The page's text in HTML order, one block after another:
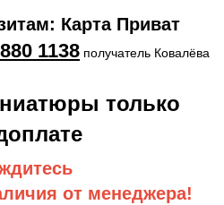
Карта Приват
1138 получатель Ковалёва
только
от менеджера!